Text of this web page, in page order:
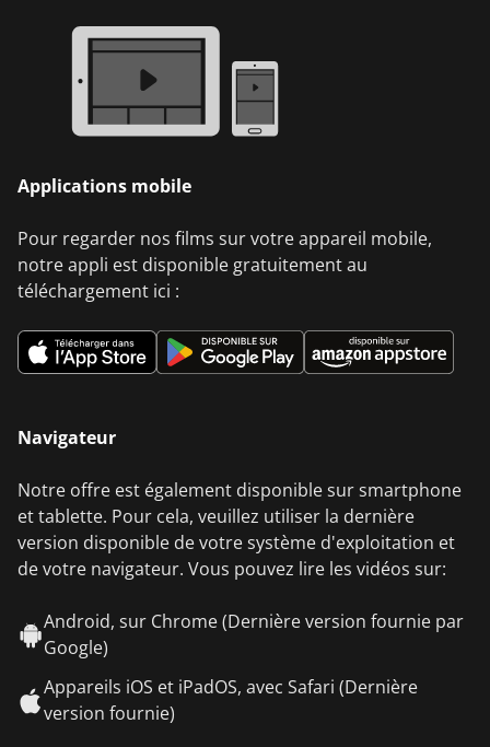
Applications mobile
Pour regarder nos films sur votre appareil mobile,
notre appli est disponible gratuitement au
téléchargement ici :
Navigateur
Notre offre est également disponible sur smartphone
et tablette. Pour cela, veuillez utiliser la dernière
version disponible de votre système d'exploitation et
de votre navigateur. Vous pouvez lire les vidéos sur:
Android, sur Chrome (Dernière version fournie par
Google)
Appareils iOS et iPadOS, avec Safari (Dernière
version fournie)